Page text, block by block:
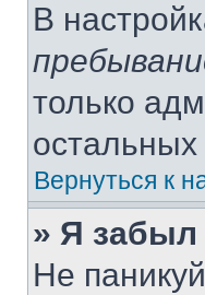
В
только
Вернуться к
» Я забыл
Не